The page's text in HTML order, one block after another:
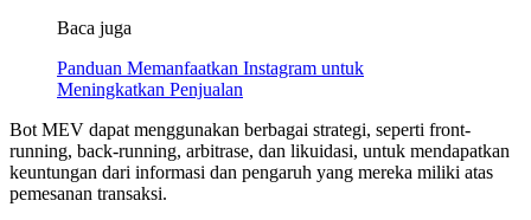
Baca juga
Panduan Memanfaatkan Instagram untuk
Meningkatkan Penjualan
Bot MEV dapat menggunakan berbagai strategi, seperti front-
running, back-running, arbitrase, dan likuidasi, untuk mendapatkan
keuntungan dari informasi dan pengaruh yang mereka miliki atas
pemesanan transaksi.